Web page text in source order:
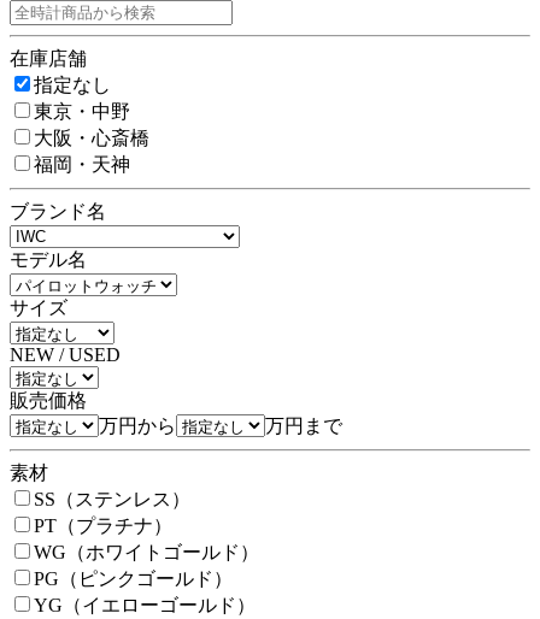
在庫店舗
指定なし
東京・中野
大阪・心斎橋
福岡・天神
ブランド名
モデル名
サイズ
NEW / USED
販売価格
万円から
万円まで
素材
SS（ステンレス）
PT（プラチナ）
WG（ホワイトゴールド）
PG（ピンクゴールド）
YG（イエローゴールド）